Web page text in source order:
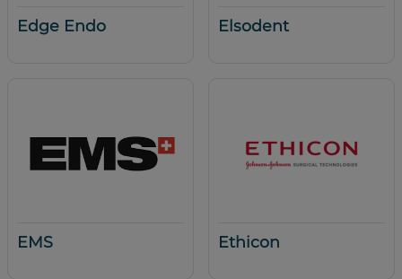
Edge Endo Elsodent
EMS Ethicon